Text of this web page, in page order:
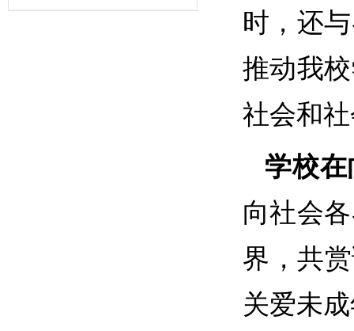
时，还
推动我
社会和
学校
向社会
界，共
关爱未